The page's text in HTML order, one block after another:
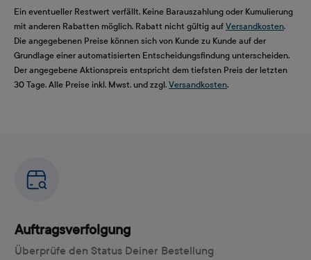
Ein eventueller Restwert verfällt. Keine Barauszahlung oder Kumulierung
mit anderen Rabatten möglich. Rabatt nicht gültig auf Versandkosten.
Die angegebenen Preise können sich von Kunde zu Kunde auf der
Grundlage einer automatisierten Entscheidungsfindung unterscheiden.
Der angegebene Aktionspreis entspricht dem tiefsten Preis der letzten
30 Tage. Alle Preise inkl. Mwst. und zzgl. Versandkosten.
Auftragsverfolgung
Überprüfe den Status Deiner Bestellung